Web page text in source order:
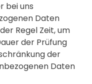
bei uns
Daten
Regel Zeit, um
der Prüfung
der
Daten